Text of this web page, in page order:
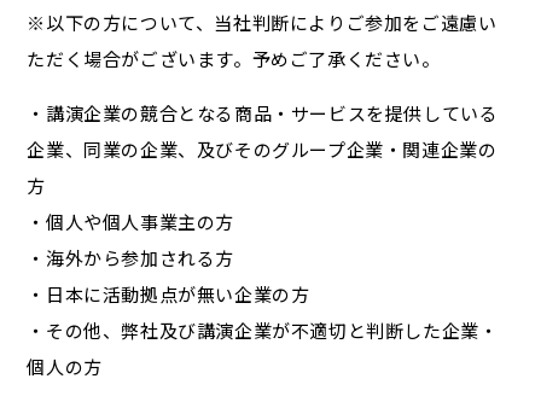
※以下の方について、当社判断によりご参加をご遠慮い
ただく場合がございます。予めご了承ください。
・講演企業の競合となる商品・サービスを提供している
企業、同業の企業、及びそのグループ企業・関連企業の
方
・個人や個人事業主の方
・海外から参加される方
・日本に活動拠点が無い企業の方
・その他、弊社及び講演企業が不適切と判断した企業・
個人の方